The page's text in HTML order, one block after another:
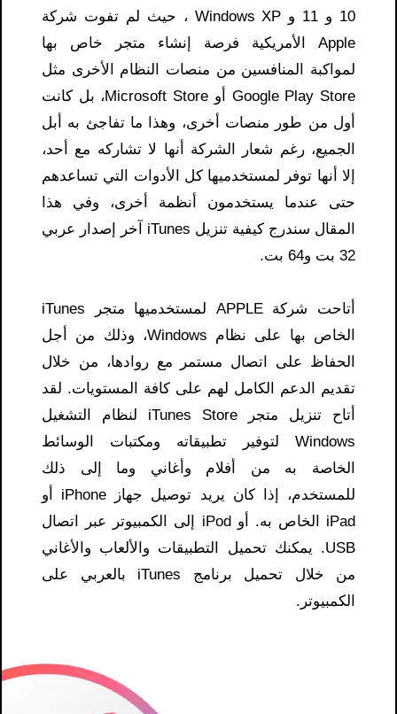
10 و 11 و Windows XP ، حيث لم تفوت شركة
Apple الأمريكية فرصة إنشاء متجر خاص بها
لمواكبة المنافسين من منصات النظام الأخرى مثل
Google Play Store أو Microsoft Store، بل كانت
أول من طور منصات أخرى، وهذا ما تفاجئ به أبل
الجميع، رغم شعار الشركة أنها لا تشاركه مع أحد،
إلا أنها توفر لمستخدميها كل الأدوات التي تساعدهم
حتى عندما يستخدمون أنظمة أخرى، وفي هذا
المقال سندرج كيفية تنزيل iTunes آخر إصدار عربي
32 بت و64 بت.
أتاحت شركة APPLE لمستخدميها متجر iTunes
الخاص بها على نظام Windows، وذلك من أجل
الحفاظ على اتصال مستمر مع روادها، من خلال
تقديم الدعم الكامل لهم على كافة المستويات. لقد
أتاح تنزيل متجر iTunes Store لنظام التشغيل
Windows لتوفير تطبيقاته ومكتبات الوسائط
الخاصة به من أفلام وأغاني وما إلى ذلك
للمستخدم، إذا كان يريد توصيل جهاز iPhone أو
iPad الخاص به. أو iPod إلى الكمبيوتر عبر اتصال
USB. يمكنك تحميل التطبيقات والألعاب والأغاني
من خلال تحميل برنامج iTunes بالعربي على
الكمبيوتر.